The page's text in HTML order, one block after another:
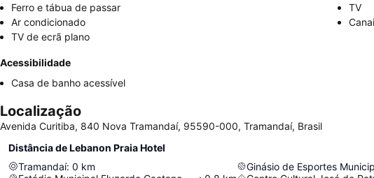
Ferro e tábua de passar
TV
Ar condicionado
TV de ecrã plano
Acessibilidade
Casa de banho acessível
Localização
Avenida Curitiba, 840 Nova Tramandaí, 95590-000, Tramandaí, Brasil
Distância de Lebanon Praia Hotel
Tramandaí: 0 km
Ginásio de Esportes